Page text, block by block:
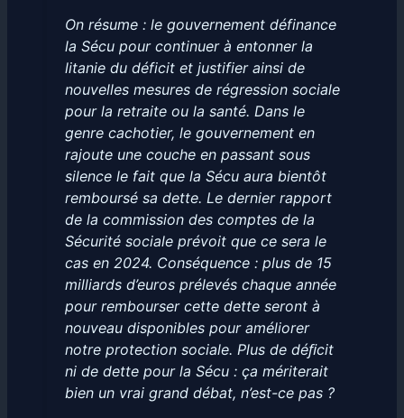
On résume : le gouvernement définance
la Sécu pour continuer à entonner la
litanie du déficit et justifier ainsi de
nouvelles mesures de régression sociale
pour la retraite ou la santé. Dans le
genre cachotier, le gouvernement en
rajoute une couche en passant sous
silence le fait que la Sécu aura bientôt
remboursé sa dette. Le dernier rapport
de la commission des comptes de la
Sécurité sociale prévoit que ce sera le
cas en 2024. Conséquence : plus de 15
milliards d’euros prélevés chaque année
pour rembourser cette dette seront à
nouveau disponibles pour améliorer
notre protection sociale. Plus de déﬁcit
ni de dette pour la Sécu : ça mériterait
bien un vrai grand débat, n’est-ce pas ?